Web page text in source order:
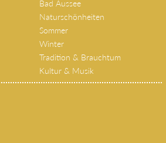
Bad Aussee
Naturschönheiten
Sommer
Winter
Tradition & Brauchtum
Kultur & Musik